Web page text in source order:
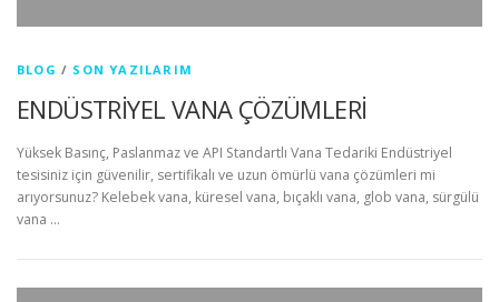
BLOG / SON YAZILARIM
ENDÜSTRİYEL VANA ÇÖZÜMLERİ
Yüksek Basınç, Paslanmaz ve API Standartlı Vana Tedariki Endüstriyel
tesisiniz için güvenilir, sertifikalı ve uzun ömürlü vana çözümleri mi
arıyorsunuz? Kelebek vana, küresel vana, bıçaklı vana, glob vana, sürgülü
vana …